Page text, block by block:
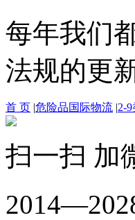
每年我们
法规的更
首 页 |危险品国际物流 |2-
扫一扫 加